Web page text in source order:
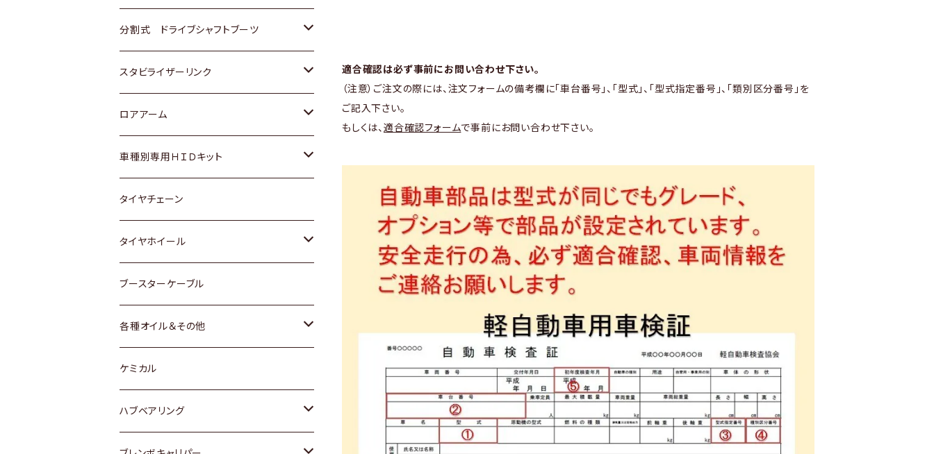
適合確認は必ず事前にお問い合わせ下さい。
（注意）ご注文の際には、注文フォームの備考欄に「車台番号」、「型式」、「型式指定番号」、「類別区分番号」を
ご記入下さい。
もしくは、 適合確認フォームで事前にお問い合わせ下さい。
三菱
スバル
スバル
日産
いすゞ
ダイハツ
マツダ
三菱
スバル
レクサス
ホンダ
スズキ
日産
ダイハツ
マツダ
三菱
スバル
トヨタ
ホンダ
スズキ
日産
いすゞ
ダイハツ
マツダ
三菱
スバル
分割式 ドライブシャフトブーツ
トヨタ
ホンダ
スズキ
日産
ダイハツ
スバル
スタビライザーリンク
トヨタ
ホンダ
スズキ
日産
ダイハツ
マツダ
ロアアーム
ホンダ
スズキ
日産
ダイハツ
マツダ
スバル
車種別専用ＨＩＤキット
トヨタ
マツダ
タイヤチェーン
タイヤホイール
トヨタ
ホンダ
スズキ
日産
ブースターケーブル
各種オイル＆その他
ディーデル洗浄添加剤
ケミカル
ハブベアリング